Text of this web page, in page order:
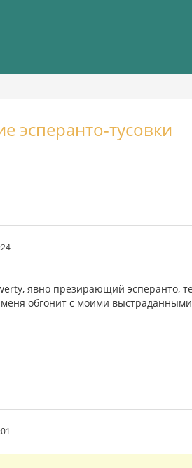
эсперанто-тусовки
явно презирающий эсперанто,
обгонит с моими